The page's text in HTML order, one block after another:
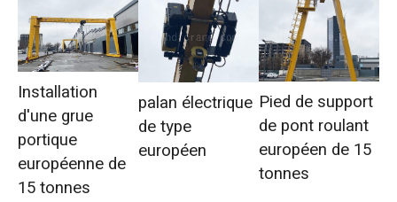
Installation
d'une grue
portique
européenne de
15 tonnes
palan électrique
de type
européen
Pied de support
de pont roulant
européen de 15
tonnes